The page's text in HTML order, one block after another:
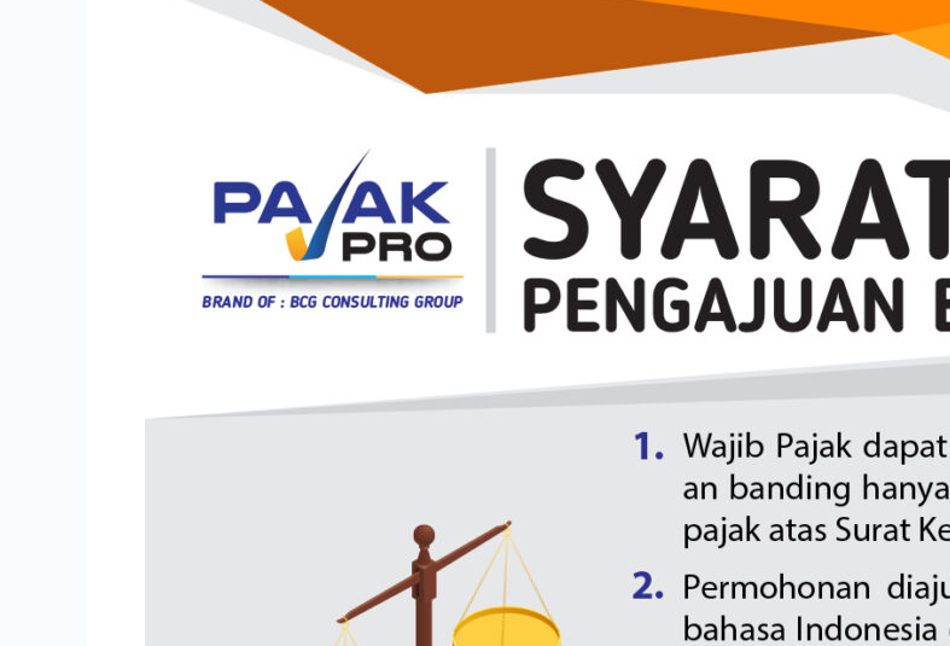
Pencabutan